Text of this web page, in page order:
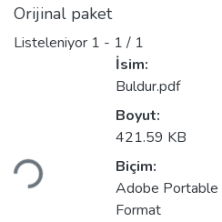
Orijinal paket
Listeleniyor 1 - 1 / 1
Yükleniyor...
İsim:
Buldur.pdf
Boyut:
421.59 KB
Biçim:
Adobe Portable
Format